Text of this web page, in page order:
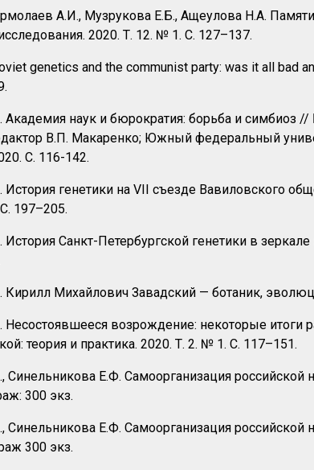
А.И., Музрукова Е.Б., Ащеулова Н.А.
2020. Т. 12. № 1. С. 127–137.
genetics and the communist party: was it all bad
Академия наук и бюрократия: борьба и симбиоз
В.П. Макаренко; Южный федеральный
С. 116-142.
генетики на VII съезде Вавиловского
197–205.
Санкт-Петербургской генетики в
Кирилл Михайлович Завадский — ботаник,
Несостоявшееся возрождение: некоторые итоги
теория и практика. 2020. Т. 2. № 1. С. 117–151.
Синельникова Е.Ф. Самоорганизация
300 экз.
Синельникова Е.Ф. Самоорганизация
300 экз.